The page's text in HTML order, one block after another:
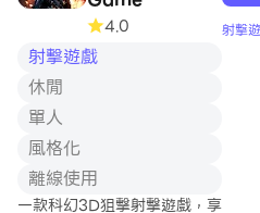
跑到直升機上拯救
你的軍隊並逃離戰
場！
立即創建您的軍
隊，成為最強的軍
使用您的士兵向殭
the most
addictive thing
for teenage
boys. Let's play
the Super Tank
1990: City 1990
mobile version
and revisit our
childhood. This
4.0
射擊遊戲
休閒
單人
風格化
離線使用
一款科幻3D狙擊射擊遊戲，享
射擊